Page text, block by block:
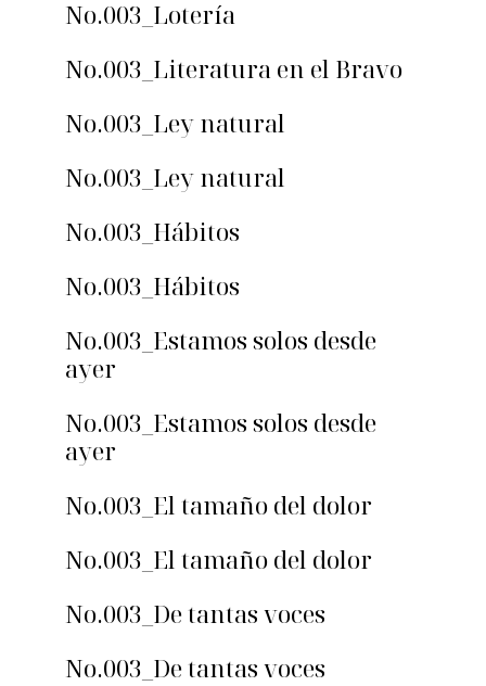
No.003_Lotería
No.003_Literatura en el Bravo
No.003_Ley natural
No.003_Ley natural
No.003_Hábitos
No.003_Hábitos
No.003_Estamos solos desde
ayer
No.003_Estamos solos desde
ayer
No.003_El tamaño del dolor
No.003_El tamaño del dolor
No.003_De tantas voces
No.003_De tantas voces